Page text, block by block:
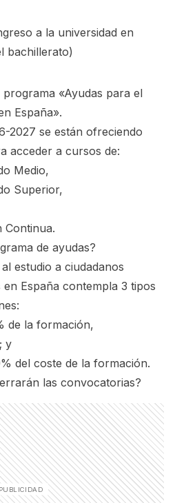
a la universidad en
bachillerato)
«Ayudas para el
España».
2027 se están ofreciendo
acceder a cursos de:
Medio,
Superior,
Continua.
de ayudas?
estudio a ciudadanos
España contempla 3 tipos
de la formación,
y
del coste de la formación.
las convocatorias?